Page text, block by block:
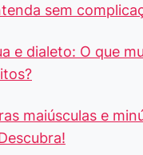
sem
e dialeto: O que
maiúsculas e